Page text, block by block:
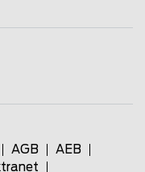
AGB
AEB